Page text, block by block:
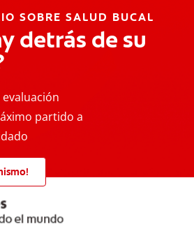
SOBRE SALUD BUCAL
detrás de su
partido a